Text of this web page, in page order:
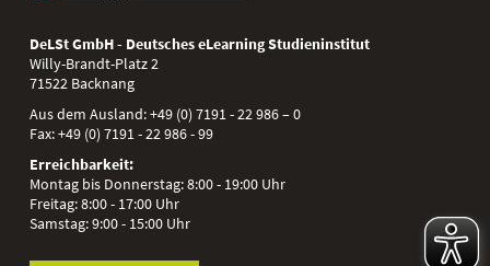
DeLSt GmbH - Deutsches eLearning Studieninstitut
Willy-Brandt-Platz 2
71522 Backnang
Aus dem Ausland:+49 (0) 7191 - 22 986 – 0
Fax:+49 (0) 7191 - 22 986 - 99
Erreichbarkeit:
Montag bis Donnerstag: 8:00 - 19:00 Uhr
Freitag: 8:00 - 17:00 Uhr
Samstag: 9:00 - 15:00 Uhr